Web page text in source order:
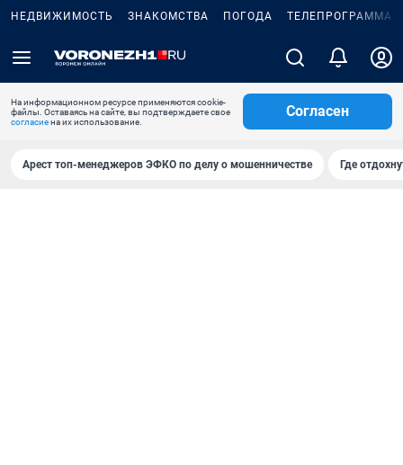
НЕДВИЖИМОСТЬ ЗНАКОМСТВА ПОГОДА ТЕЛЕПРОГРАММА
На информационном ресурсе применяются cookie-
файлы. Оставаясь на сайте, вы подтверждаете свое
согласиена их использование.
Согласен
Арест топ-менеджеров ЭФКО по делу о мошенничестве Где